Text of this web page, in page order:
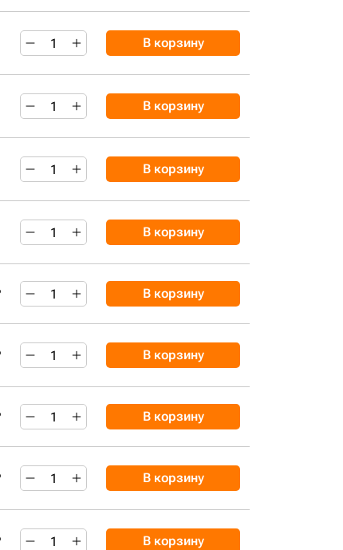
В корзину
В корзину
В корзину
В корзину
В корзину
В корзину
В корзину
В корзину
В корзину